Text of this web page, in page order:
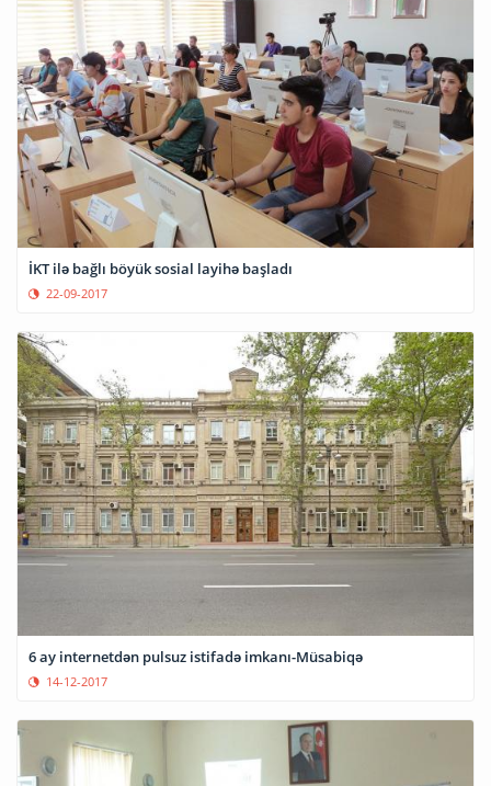
İKT ilə bağlı böyük sosial layihə başladı
22-09-2017
6 ay internetdən pulsuz istifadə imkanı-Müsabiqə
14-12-2017